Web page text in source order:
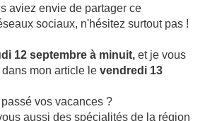
aviez envie de partager ce
sociaux, n'hésitez surtout pas !
12 septembre à minuit, et je vous
dans mon article le vendredi 13
vos vacances ?
aussi des spécialités de la région